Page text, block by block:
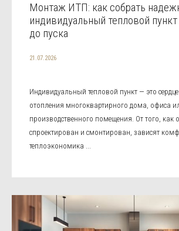
Монтаж ИТП: как собрать
индивидуальный тепловой пункт
до пуска
21.07.2026
Индивидуальный тепловой пункт — это
отопления многоквартирного дома, офиса
производственного помещения. От того, как
спроектирован и смонтирован, зависят
теплоэкономика ...